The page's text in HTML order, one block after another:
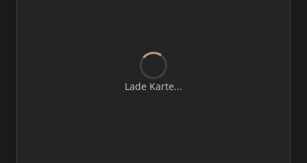
Lade Karte...